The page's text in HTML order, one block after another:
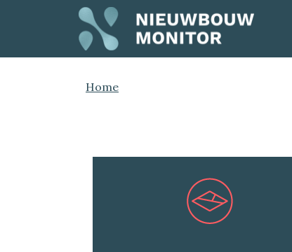
Home
Plan een afspraak